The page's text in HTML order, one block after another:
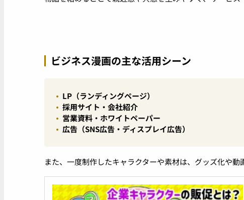
ビジネス漫画の主な活用シーン
LP（ランディングページ）
採用サイト・会社紹介
営業資料・ホワイトペーパー
広告（SNS広告・ディスプレイ広告）
また、一度制作したキャラクターや素材は、グッズ化や